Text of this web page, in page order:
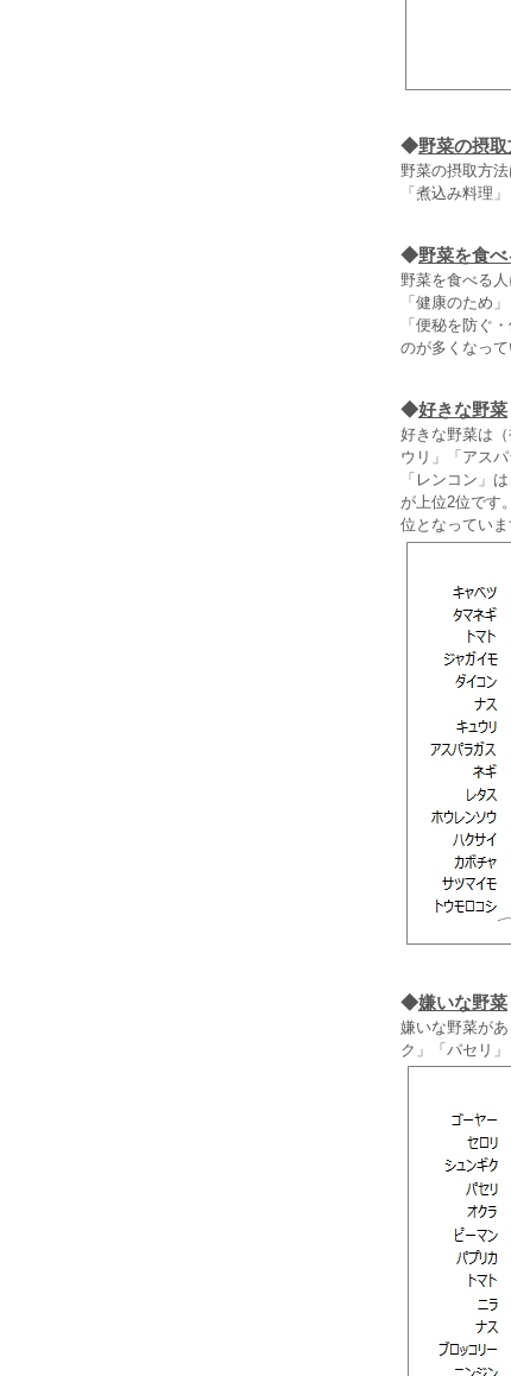
◆野菜の摂
野菜の摂取方
「煮込み料理
◆野菜を食
野菜を食べる
「健康のため
「便秘を防ぐ
のが多くなって
◆好きな野菜
好きな野菜は
ウリ」「アス
「レンコン」
が上位2位です
位となっていま
◆嫌いな野菜
嫌いな野菜が
ク」「パセリ